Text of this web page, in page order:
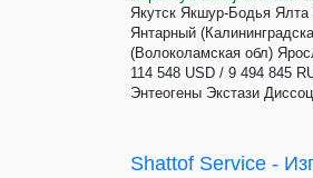
Якутск Якшур-Бодья Ялта
Янтарный
(Волоколамская обл)
114 548 USD / 9 494 845
Энтеогены Экстази